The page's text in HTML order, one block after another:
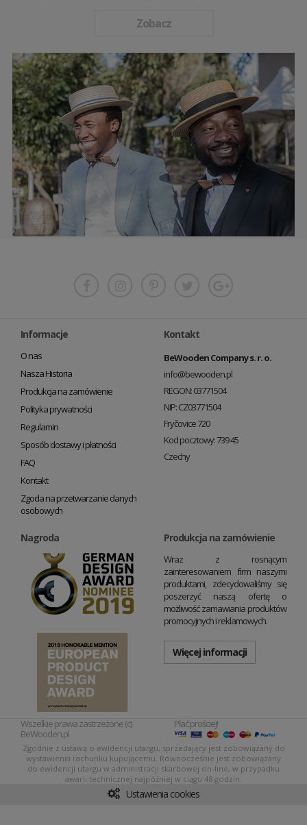
Zobacz
Informacje
O nas
Nasza Historia
Produkcja na zamówienie
Polityka prywatności
Regulamin
Sposób dostawy i płatności
FAQ
Kontakt
Zgoda na przetwarzanie danych
osobowych
Kontakt
BeWooden Company s. r. o.
info@bewooden.pl
REGON: 03771504
NIP: CZ03771504
Fryčovice 720
Kod pocztowy: 739 45
Czechy
Nagroda Produkcja na zamówienie
Wraz z rosnącym
zainteresowaniem firm naszymi
produktami, zdecydowaliśmy się
poszerzyć naszą ofertę o
możliwość zamawiania produktów
promocyjnych i reklamowych.
Więcej informacji
Wszelkie prawa zastrzeżone (c)
BeWooden.pl
Płać prościej!
Zgodnie z ustawą o ewidencji utargu, sprzedający jest zobowiązany do
wystawienia rachunku kupującemu. Równocześnie jest zobowiązany
do ewidencji utargu w administracji skarbowej on-line, w przypadku
awarii technicznej najpóźniej w ciągu 48 godzin.
Ustawienia cookies